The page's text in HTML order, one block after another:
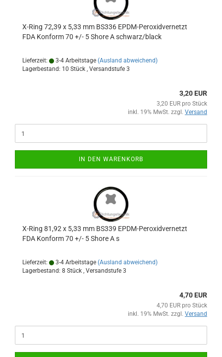
X-Ring 72,39 x 5,33 mm BS336 EPDM-Peroxidvernetzt
FDA Konform 70 +/- 5 Shore A schwarz/black
Lieferzeit: 3-4 Arbeitstage (Ausland abweichend)
Lagerbestand: 10 Stück , Versandstufe 3
3,20 EUR
3,20 EUR pro Stück
inkl. 19% MwSt. zzgl. Versand
IN DEN WARENKORB
X-Ring 81,92 x 5,33 mm BS339 EPDM-Peroxidvernetzt
FDA Konform 70 +/- 5 Shore A s
Lieferzeit: 3-4 Arbeitstage (Ausland abweichend)
Lagerbestand: 8 Stück , Versandstufe 3
4,70 EUR
4,70 EUR pro Stück
inkl. 19% MwSt. zzgl. Versand